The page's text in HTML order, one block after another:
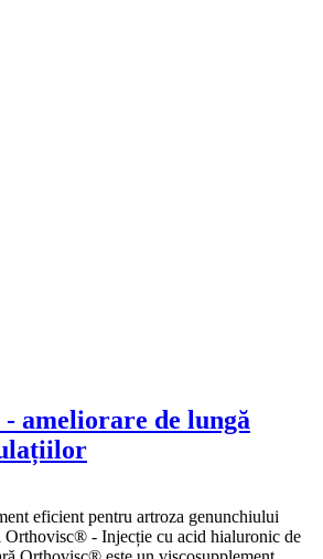
ameliorare de lungă
eficient pentru artroza genunchiului
Orthovisc® - Injecție cu acid hialuronic de